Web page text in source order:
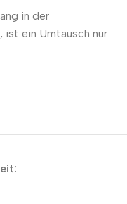
in der
ein Umtausch nur